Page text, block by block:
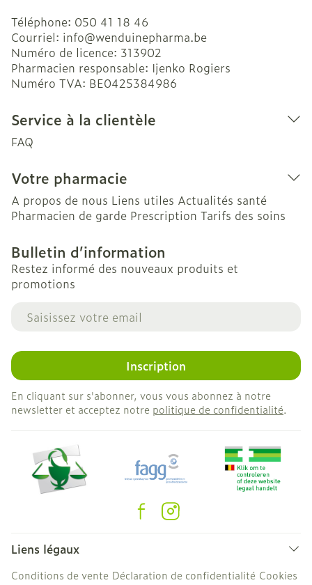
Téléphone: 050 41 18 46
Courriel: info@wenduinepharma.be
Numéro de licence: 313902
Pharmacien responsable: Ijenko Rogiers
Numéro TVA: BE0425384986
Service à la clientèle
FAQ
Votre pharmacie
A propos de nous Liens utiles Actualités santé
Pharmacien de garde Prescription Tarifs des soins
Bulletin d’information
Restez informé des nouveaux produits et
promotions
Adresse mail
Inscription
En cliquant sur s'abonner, vous vous abonnez à notre
newsletter et acceptez notre politique de confidentialité.
Liens légaux
Conditions de vente Déclaration de confidentialité Cookies